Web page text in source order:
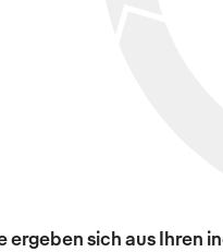
ergeben sich aus